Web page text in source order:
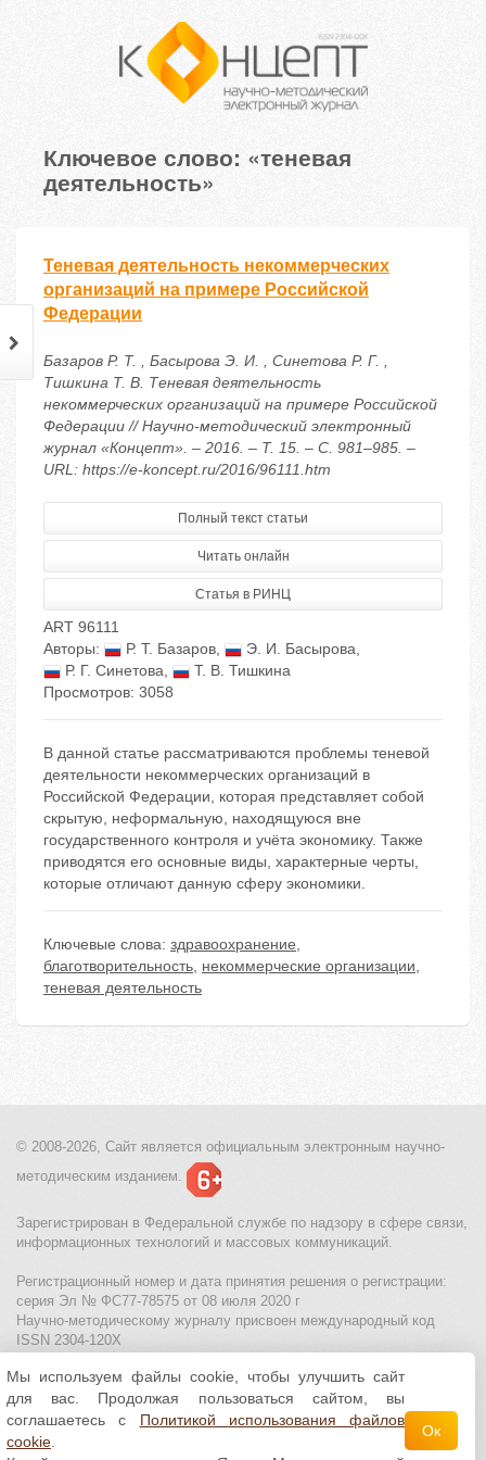
Ключевое слово: «теневая
деятельность»
Теневая деятельность некоммерческих
организаций на примере Российской
Федерации
Базаров Р. Т. , Басырова Э. И. , Синетова Р. Г. ,
Тишкина Т. В. Теневая деятельность
некоммерческих организаций на примере Российской
Федерации // Научно-методический электронный
журнал «Концепт». – 2016. – Т. 15. – С. 981–985. –
URL: https://e-koncept.ru/2016/96111.htm
Полный текст статьи
Читать онлайн
Статья в РИНЦ
ART 96111
Авторы:
Р. Т. Базаров, Э. И. Басырова,
Р. Г. Синетова,
Т. В. Тишкина
Просмотров: 3058
В данной статье рассматриваются проблемы теневой
деятельности некоммерческих организаций в
Российской Федерации, которая представляет собой
скрытую, неформальную, находящуюся вне
государственного контроля и учёта экономику. Также
приводятся его основные виды, характерные черты,
которые отличают данную сферу экономики.
Ключевые слова: здравоохранение,
благотворительность, некоммерческие организации,
теневая деятельность
© 2008-2026, Сайт является официальным электронным научно-
методическим изданием.
Зарегистрирован в Федеральной службе по надзору в сфере связи,
информационных технологий и массовых коммуникаций.
Регистрационный номер и дата принятия решения о регистрации:
серия Эл № ФС77-78575 от 08 июля 2020 г
Научно-методическому журналу присвоен международный код
ISSN 2304-120X
МЦИТО|Школьные олимпиады и онлайн конкурсы для детей
Политика использования файлов cookie| Политика обработки и
защиты персональных данных
Мы используем файлы cookie, чтобы улучшить сайт
для вас. Продолжая пользоваться сайтом, вы
соглашаетесь с Политикой использования файлов
cookie
Ок